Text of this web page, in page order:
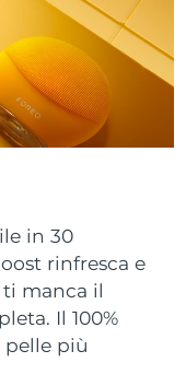
in 30
rinfresca e
manca il
Il 100%
pelle più
stimata 11/08/2026
stimata16/08/2026
stimata 15/08/2026
stimata12/08/2026
stimata11/08/2026
stimata 12/08/2026